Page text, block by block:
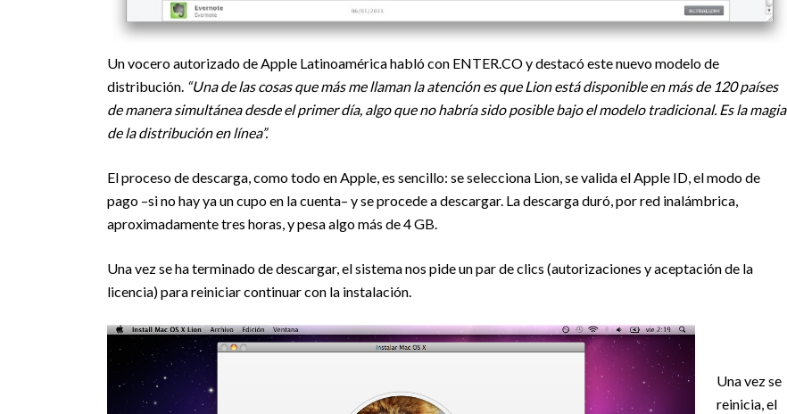
Un vocero autorizado de Apple Latinoamérica habló con ENTER.CO y destacó este nuevo modelo de
distribución. “Una de las cosas que más me llaman la atención es que Lion está disponible en más de 120 países
de manera simultánea desde el primer día, algo que no habría sido posible bajo el modelo tradicional. Es la magia
de la distribución en línea”.
El proceso de descarga, como todo en Apple, es sencillo: se selecciona Lion, se valida el Apple ID, el modo de
pago –si no hay ya un cupo en la cuenta– y se procede a descargar. La descarga duró, por red inalámbrica,
aproximadamente tres horas, y pesa algo más de 4 GB.
Una vez se ha terminado de descargar, el sistema nos pide un par de clics (autorizaciones y aceptación de la
licencia) para reiniciar continuar con la instalación.
Una vez se
reinicia, el